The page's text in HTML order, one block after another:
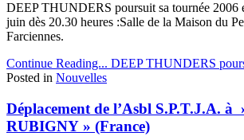
DEEP THUNDERS poursuit sa tournée 2006
juin dès 20.30 heures :Salle de la Maison du
Farciennes.
Continue Reading... DEEP THUNDERS
Posted in Nouvelles
Déplacement de l’Asbl S.P.T.J.A.
RUBIGNY » (France)